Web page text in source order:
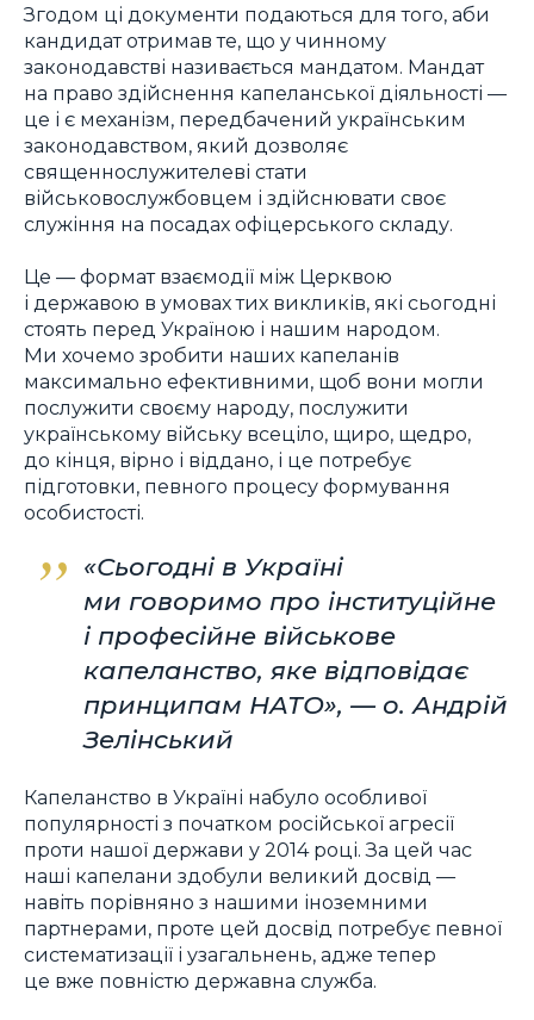
Згодом ці документи подаються для того, аби
кандидат отримав те, що у чинному
законодавстві називається мандатом. Мандат
на право здійснення капеланської діяльності —
це і є механізм, передбачений українським
законодавством, який дозволяє
священнослужителеві стати
військовослужбовцем і здійснювати своє
служіння на посадах офіцерського складу.
Це — формат взаємодії між Церквою
і державою в умовах тих викликів, які сьогодні
стоять перед Україною і нашим народом.
Ми хочемо зробити наших капеланів
максимально ефективними, щоб вони могли
послужити своєму народу, послужити
українському війську всеціло, щиро, щедро,
до кінця, вірно і віддано, і це потребує
підготовки, певного процесу формування
особистості.
«Сьогодні в Україні
ми говоримо про інституційне
і професійне військове
капеланство, яке відповідає
принципам НАТО», — о. Андрій
Зелінський
Капеланство в Україні набуло особливої
популярності з початком російської агресії
проти нашої держави у 2014 році. За цей час
наші капелани здобули великий досвід —
навіть порівняно з нашими іноземними
партнерами, проте цей досвід потребує певної
систематизації і узагальнень, адже тепер
це вже повністю державна служба.